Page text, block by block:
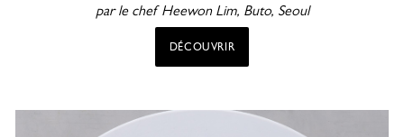
par le chef Heewon Lim, Buto, Seoul
DÉCOUVRIR